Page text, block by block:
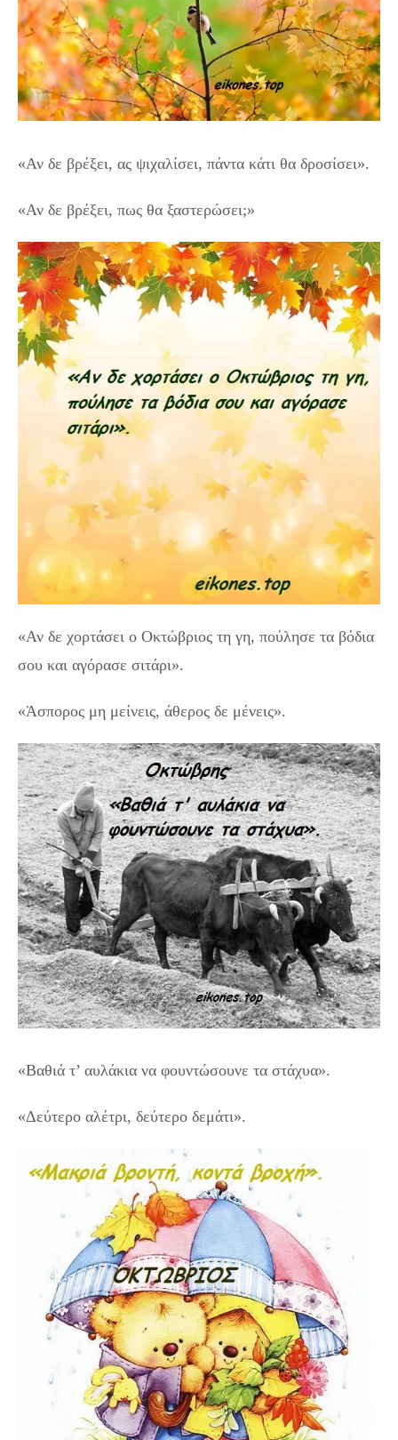
«Αν δε βρέξει, ας ψιχαλίσει, πάντα κάτι θα δροσίσει».
«Αν δε βρέξει, πως θα ξαστερώσει;»
«Αν δε χορτάσει ο Οκτώβριος τη γη, πούλησε τα βόδια
σου και αγόρασε σιτάρι».
«Άσπορος μη μείνεις, άθερος δε μένεις».
«Βαθιά τ’ αυλάκια να φουντώσουνε τα στάχυα».
«Δεύτερο αλέτρι, δεύτερο δεμάτι».